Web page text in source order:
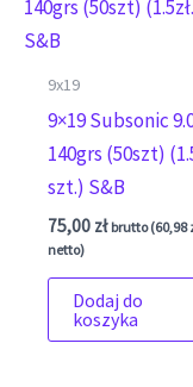
9x19
9×19 Subsonic
140grs (50szt)
szt.) S&B
75,00 zł brutto (60,98
netto)
Dodaj do
koszyka